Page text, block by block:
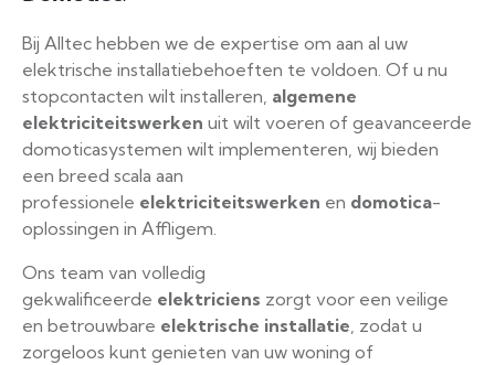
Bij Alltec hebben we de expertise om aan al uw
elektrische installatiebehoeften te voldoen. Of u nu
stopcontacten wilt installeren, algemene
elektriciteitswerken uit wilt voeren of geavanceerde
domoticasystemen wilt implementeren, wij bieden
een breed scala aan
professionele elektriciteitswerken en domotica-
oplossingen in Affligem.
Ons team van volledig
gekwalificeerde elektriciens zorgt voor een veilige
en betrouwbare elektrische installatie, zodat u
zorgeloos kunt genieten van uw woning of